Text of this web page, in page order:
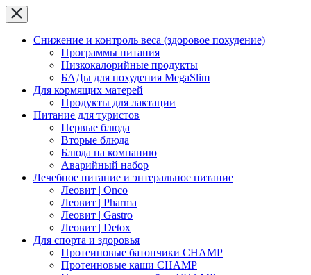
Снижение и контроль веса (здоровое похудение)
Программы питания
Низкокалорийные продукты
БАДы для похудения MegaSlim
Для кормящих матерей
Продукты для лактации
Питание для туристов
Первые блюда
Вторые блюда
Блюда на компанию
Аварийный набор
Лечебное питание и энтеральное питание
Леовит | Onco
Леовит | Pharma
Леовит | Gastro
Леовит | Detox
Для спорта и здоровья
Протеиновые батончики CHAMP
Протеиновые каши CHAMP